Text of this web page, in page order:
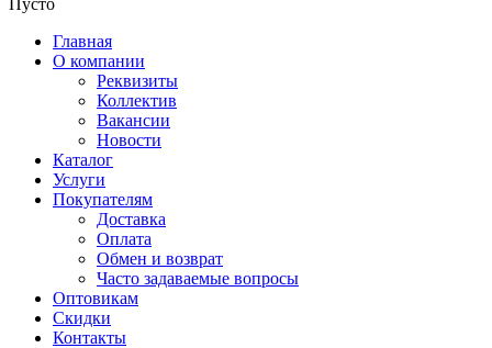
Пусто
Главная
О компании
Реквизиты
Коллектив
Вакансии
Новости
Каталог
Услуги
Покупателям
Доставка
Оплата
Обмен и возврат
Часто задаваемые вопросы
Оптовикам
Скидки
Контакты